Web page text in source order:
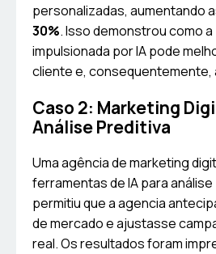
personalizadas, aumentando
30%. Isso demonstrou como
impulsionada por IA pode
cliente e, consequentemente,
Caso 2: Marketing
Análise Preditiva
Uma agência de marketing
ferramentas de IA para
permitiu que a agencia
de mercado e ajustasse
real. Os resultados foram